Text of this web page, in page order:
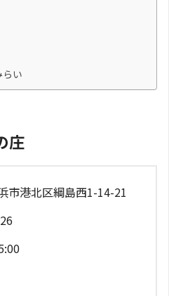
い
庄
市港北区綱島西1-14-21